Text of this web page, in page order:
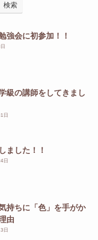
検索
強会に初参加！！
級の講師をしてきまし
日
ました！！
日
持ちに「色」を手がか
由
日